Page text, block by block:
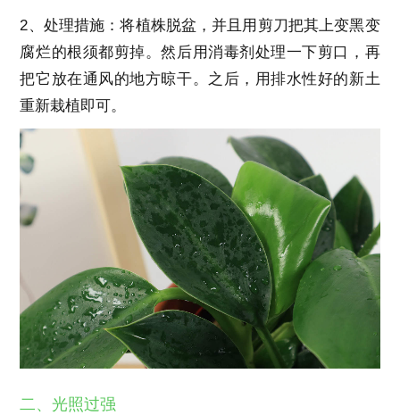
2、处理措施：将植株脱盆，并且用剪刀把其上变黑变
腐烂的根须都剪掉。然后用消毒剂处理一下剪口，再
把它放在通风的地方晾干。之后，用排水性好的新土
重新栽植即可。
二、光照过强